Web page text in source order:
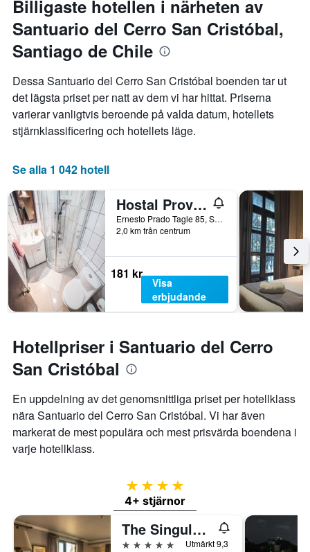
Billigaste hotellen i närheten av
Santuario del Cerro San Cristóbal,
Santiago de Chile
Dessa Santuario del Cerro San Cristóbal boenden tar ut
det lägsta priset per natt av dem vi har hittat. Priserna
varierar vanligtvis beroende på valda datum, hotellets
stjärnklassificering och hotellets läge.
Se alla 1 042 hotell
Hostal Providencia
Ernesto Prado Tagle 85, Santiago de Chile, Chile
2,0 km från centrum
181 kr
Visa
erbjudande
Hotellpriser i Santuario del Cerro
San Cristóbal
En uppdelning av det genomsnittliga priset per hotellklass
nära Santuario del Cerro San Cristóbal. Vi har även
markerat de mest populära och mest prisvärda boendena i
varje hotellklass.
4 stjärnor
4+ stjärnor
The Singular Santiago Lastarria Hotel
5 stjärnor
Utmärkt 9,3